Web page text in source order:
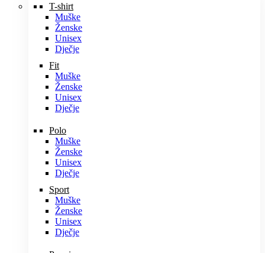
T-shirt
Muške
Ženske
Unisex
Dječje
Fit
Muške
Ženske
Unisex
Dječje
Polo
Muške
Ženske
Unisex
Dječje
Sport
Muške
Ženske
Unisex
Dječje